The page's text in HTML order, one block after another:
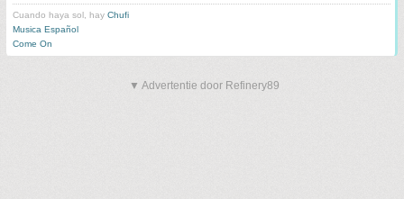
Cuando haya sol, hay Chufi
Musica Español
Come On
▼ Advertentie door Refinery89